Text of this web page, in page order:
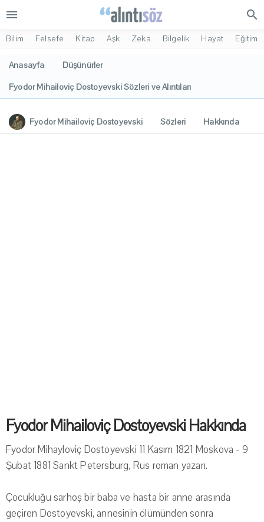
menu search
Bilim Felsefe Kitap Aşk Zeka Bilgelik Hayat Eğitim
Anasayfa
Düşünürler
Fyodor Mihailoviç Dostoyevski Sözleri ve Alıntıları
Fyodor Mihailoviç Dostoyevski Sözleri
Hakkında
Fyodor Mihailoviç Dostoyevski Hakkında
Fyodor Mihayloviç Dostoyevski 11 Kasım 1821 Moskova - 9
Şubat 1881 Sankt Petersburg, Rus roman yazarı.
Çocukluğu sarhoş bir baba ve hasta bir anne arasında
geçiren Dostoyevski, annesinin ölümünden sonra